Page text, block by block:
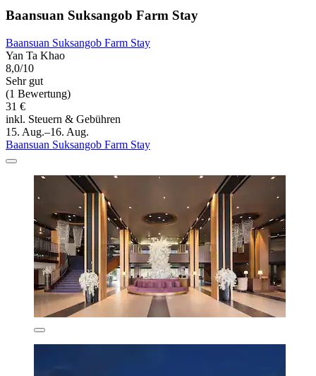
Baansuan Suksangob Farm Stay
Baansuan Suksangob Farm Stay
Yan Ta Khao
8,0/10
Sehr gut
(1 Bewertung)
31 €
inkl. Steuern & Gebühren
15. Aug.–16. Aug.
Baansuan Suksangob Farm Stay